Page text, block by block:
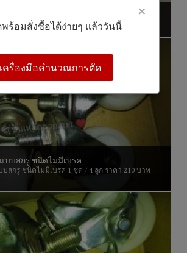
ด 2 นิ้ว แบบมีเบรค
บบสกรู ชนิดไม่มีเบรค
สกรู ชนิดไม่มีเบรค 1 ชุด / 4 ลูก ราคา 210 บาท
×
ร้อมสั่งซื้อได้ง่ายๆ แล้ววันนี้
เครื่องมือคำนวณการตัด